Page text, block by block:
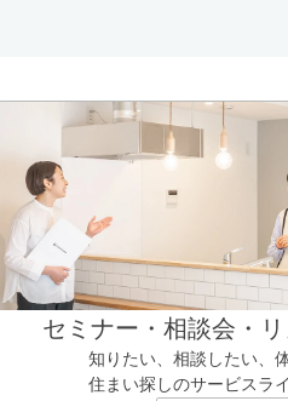
セミナー・相談会・
知りたい、相談したい、
住まい探しのサービスラ